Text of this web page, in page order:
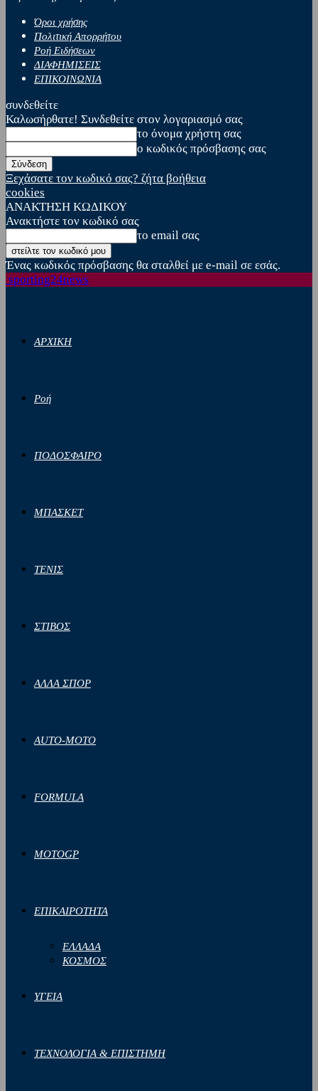
Όροι χρήσης
Πολιτική Απορρήτου
Ροή Ειδήσεων
ΔΙΑΦΗΜΙΣΕΙΣ
ΕΠΙΚΟΙΝΩΝΙΑ
συνδεθείτε
Καλωσήρθατε! Συνδεθείτε στον λογαριασμό σας
το όνομα χρήστη σας
ο κωδικός πρόσβασης σας
Ξεχάσατε τον κωδικό σας? ζήτα βοήθεια
cookies
ΑΝΑΚΤΗΣΗ ΚΩΔΙΚΟΥ
Ανακτήστε τον κωδικό σας
το email σας
Ένας κωδικός πρόσβασης θα σταλθεί με e-mail σε εσάς.
sporting24news
ΑΡΧΙΚΗ
Ροή
ΠΟΔΟΣΦΑΙΡΟ
ΜΠΑΣΚΕΤ
ΤΕΝΙΣ
ΣΤΙΒΟΣ
ΑΛΛΑ ΣΠΟΡ
AUTO-MOTO
FORMULA
MOTOGP
ΕΠΙΚΑΙΡΟΤΗΤΑ
ΕΛΛΑΔΑ
ΚΟΣΜΟΣ
ΥΓΕΙΑ
ΤΕΧΝΟΛΟΓΙΑ & ΕΠΙΣΤΗΜΗ